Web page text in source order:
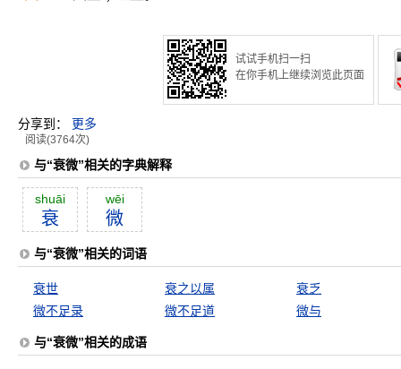
试试手机扫一扫
在你手机上继续浏览此页面
分享到： 更多
阅读(3764次)
与“衰微”相关的字典解释
shuāi
衰
wēi
微
与“衰微”相关的词语
衰世 衰之以属
衰乏
微不足录
微不足道 微与
与“衰微”相关的成语